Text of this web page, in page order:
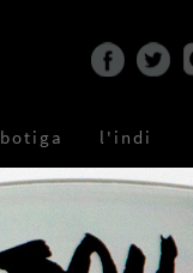
botiga l'indi